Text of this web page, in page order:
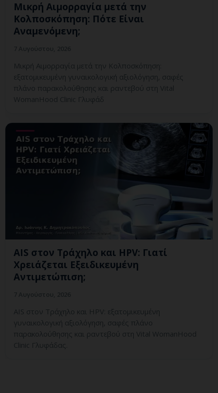
Μικρή Αιμορραγία μετά την
Κολποσκόπηση: Πότε Είναι
Αναμενόμενη;
Μικρή Αιμορραγία μετά την Κολποσκόπηση:
εξατομικευμένη γυναικολογική αξιολόγηση, σαφές
πλάνο παρακολούθησης και ραντεβού στη Vital
WomanHood Clinic Γλυφάδ
AIS στον Τράχηλο και HPV: Γιατί
Χρειάζεται Εξειδικευμένη
Αντιμετώπιση;
AIS στον Τράχηλο και HPV: εξατομικευμένη
γυναικολογική αξιολόγηση, σαφές πλάνο
παρακολούθησης και ραντεβού στη Vital WomanHood
Clinic Γλυφάδας.